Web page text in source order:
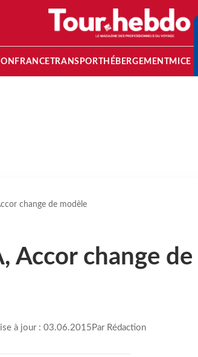
FRANCETRANSPORT HÉBERGEMENTMICE
change de modèle
Accor change de
à jour : 03.06.2015 Par Rédaction